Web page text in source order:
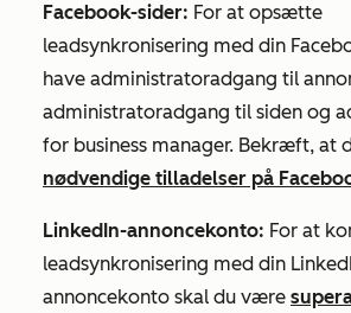
Facebook-sider: For at opsætte
leadsynkronisering med din
have administratoradgang til
administratoradgang til siden og
for business manager. Bekræft, at
nødvendige tilladelser på
LinkedIn-annoncekonto: For at
leadsynkronisering med din
annoncekonto skal du være